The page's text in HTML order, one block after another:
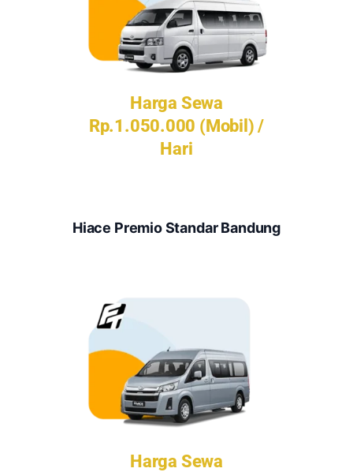
Harga Sewa
Rp.1.050.000 (Mobil) /
Hari
Hiace Premio Standar Bandung
Harga Sewa